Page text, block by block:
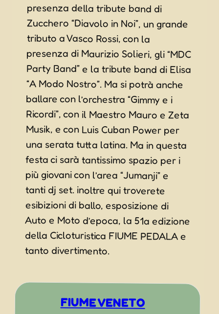
tanto divertimento.
FIUME VENETO